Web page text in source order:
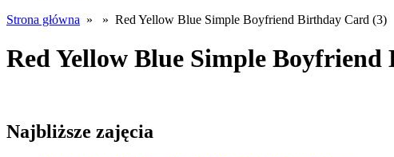
Strona główna » » Red Yellow Blue Simple Boyfriend Birthday Card (3)
Red Yellow Blue Simple
Najbliższe zajęcia